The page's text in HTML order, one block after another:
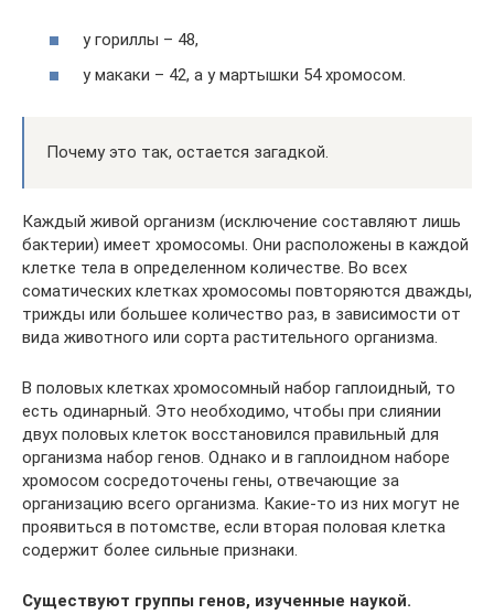
у гориллы – 48,
у макаки – 42, а у мартышки 54 хромосом.
Почему это так, остается загадкой.
Каждый живой организм (исключение составляют лишь
бактерии) имеет хромосомы. Они расположены в каждой
клетке тела в определенном количестве. Во всех
соматических клетках хромосомы повторяются дважды,
трижды или большее количество раз, в зависимости от
вида животного или сорта растительного организма.
В половых клетках хромосомный набор гаплоидный, то
есть одинарный. Это необходимо, чтобы при слиянии
двух половых клеток восстановился правильный для
организма набор генов. Однако и в гаплоидном наборе
хромосом сосредоточены гены, отвечающие за
организацию всего организма. Какие-то из них могут не
проявиться в потомстве, если вторая половая клетка
содержит более сильные признаки.
Существуют группы генов, изученные наукой.